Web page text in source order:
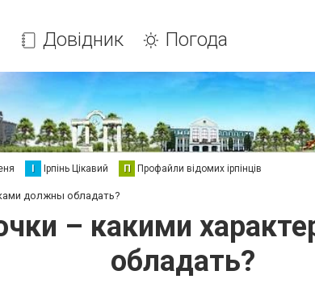
Довідник Погода
І Ірпінь Цікавий П Профайли відомих ірпінців
должны обладать?
– какими
обладать?